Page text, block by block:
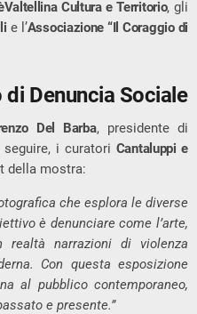
Cultura e Territorio, gli
e l’Associazione “Il Coraggio di
Denuncia Sociale
Del Barba, presidente di
seguire, i curatori Cantaluppi e
della mostra:
che esplora le diverse
è denunciare come l’arte,
realtà narrazioni di violenza
Con questa esposizione
al pubblico contemporaneo,
e presente.”